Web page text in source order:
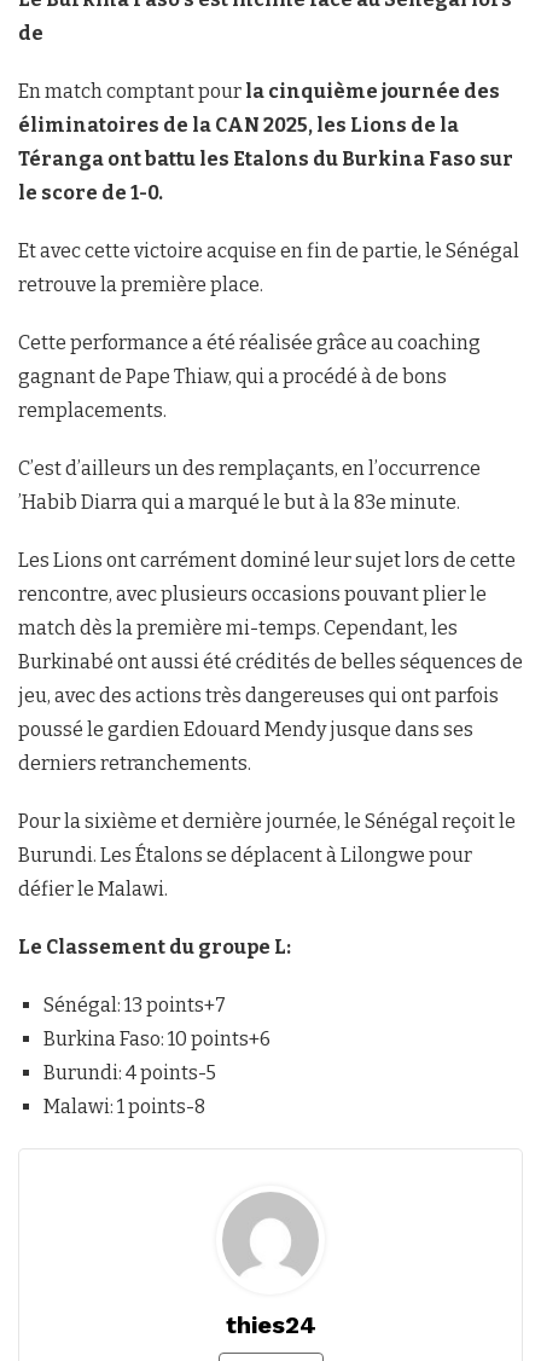
de
En match comptant pour la cinquième journée des
éliminatoires de la CAN 2025, les Lions de la
Téranga ont battu les Etalons du Burkina Faso sur
le score de 1-0.
Et avec cette victoire acquise en fin de partie, le Sénégal
retrouve la première place.
Cette performance a été réalisée grâce au coaching
gagnant de Pape Thiaw, qui a procédé à de bons
remplacements.
C’est d’ailleurs un des remplaçants, en l’occurrence
’Habib Diarra qui a marqué le but à la 83e minute.
Les Lions ont carrément dominé leur sujet lors de cette
rencontre, avec plusieurs occasions pouvant plier le
match dès la première mi-temps. Cependant, les
Burkinabé ont aussi été crédités de belles séquences de
jeu, avec des actions très dangereuses qui ont parfois
poussé le gardien Edouard Mendy jusque dans ses
derniers retranchements.
Pour la sixième et dernière journée, le Sénégal reçoit le
Burundi. Les Étalons se déplacent à Lilongwe pour
défier le Malawi.
Le Classement du groupe L:
Sénégal: 13 points+7
Burkina Faso: 10 points+6
Burundi: 4 points-5
Malawi: 1 points-8
thies24